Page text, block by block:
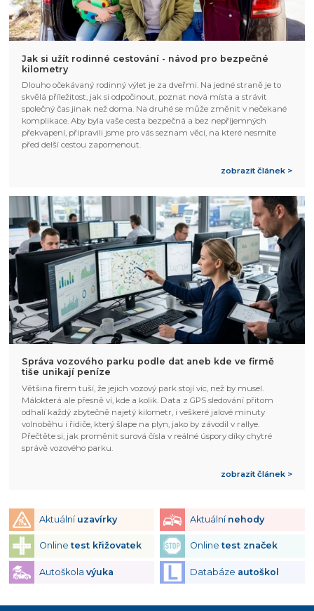
Jak si užít rodinné cestování - návod pro bezpečné
kilometry
Dlouho očekávaný rodinný výlet je za dveřmi. Na jedné straně je to
skvělá příležitost, jak si odpočinout, poznat nová místa a strávit
společný čas jinak než doma. Na druhé se může změnit v nečekané
komplikace. Aby byla vaše cesta bezpečná a bez nepříjemných
překvapení, připravili jsme pro vás seznam věcí, na které nesmíte
před delší cestou zapomenout.
zobrazit článek >
Správa vozového parku podle dat aneb kde ve firmě
tiše unikají peníze
Většina firem tuší, že jejich vozový park stojí víc, než by musel.
Málokterá ale přesně ví, kde a kolik. Data z GPS sledování přitom
odhalí každý zbytečně najetý kilometr, i veškeré jalové minuty
volnoběhu i řidiče, který šlape na plyn, jako by závodil v rallye.
Přečtěte si, jak proměnit surová čísla v reálné úspory díky chytré
správě vozového parku.
zobrazit článek >
Aktuální uzavírky Aktuální nehody
Onlinetest křižovatek Onlinetest značek
Autoškola výuka Databáze autoškol